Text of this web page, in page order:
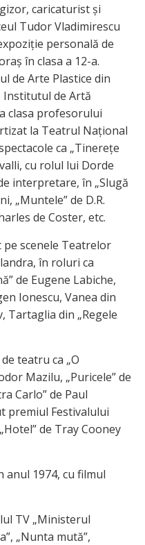
caricaturist și
Tudor Vladimirescu
personală de
în clasa a 12-a.
de Arte Plastice din
Institutul de Artă
clasa profesorului
la Teatrul Național
ca „Tinerețe
cu rolul lui Dorde
interpretare, în „Slugă
„Muntele” de D.R.
de Coster, etc.
pe scenele Teatrelor
în roluri ca
de Eugene Labiche,
Ionescu, Vanea din
Tartaglia din „Regele
teatru ca „O
Mazilu, „Puricele” de
Carlo” de Paul
premiul Festivalului
de Tray Cooney
anul 1974, cu filmul
TV „Ministerul
„Nunta mută”,